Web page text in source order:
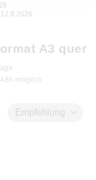
A3 quer
möglich
Empfehlung